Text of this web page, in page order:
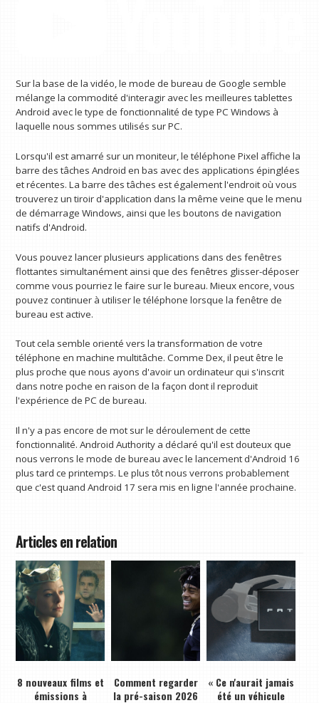
Sur la base de la vidéo, le mode de bureau de Google semble
mélange la commodité d'interagir avec les meilleures tablettes
Android avec le type de fonctionnalité de type PC Windows à
laquelle nous sommes utilisés sur PC.
Lorsqu'il est amarré sur un moniteur, le téléphone Pixel affiche la
barre des tâches Android en bas avec des applications épinglées
et récentes. La barre des tâches est également l'endroit où vous
trouverez un tiroir d'application dans la même veine que le menu
de démarrage Windows, ainsi que les boutons de navigation
natifs d'Android.
Vous pouvez lancer plusieurs applications dans des fenêtres
flottantes simultanément ainsi que des fenêtres glisser-déposer
comme vous pourriez le faire sur le bureau. Mieux encore, vous
pouvez continuer à utiliser le téléphone lorsque la fenêtre de
bureau est active.
Tout cela semble orienté vers la transformation de votre
téléphone en machine multitâche. Comme Dex, il peut être le
plus proche que nous ayons d'avoir un ordinateur qui s'inscrit
dans notre poche en raison de la façon dont il reproduit
l'expérience de PC de bureau.
Il n'y a pas encore de mot sur le déroulement de cette
fonctionnalité. Android Authority a déclaré qu'il est douteux que
nous verrons le mode de bureau avec le lancement d'Android 16
plus tard ce printemps. Le plus tôt nous verrons probablement
que c'est quand Android 17 sera mis en ligne l'année prochaine.
Articles en relation
8 nouveaux films et
émissions à
Comment regarder
la pré-saison 2026
« Ce n'aurait jamais
été un véhicule